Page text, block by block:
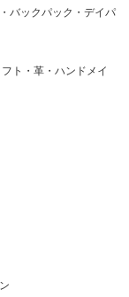
バックパック・デイパ
ト・革・ハンドメイ